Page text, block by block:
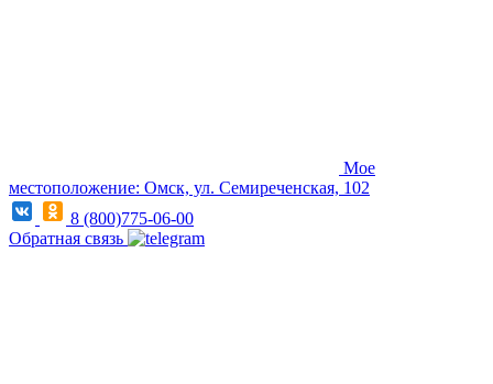
Мое
местоположение: Омск, ул. Семиреченская, 102
8 (800)775-06-00
Обратная связь